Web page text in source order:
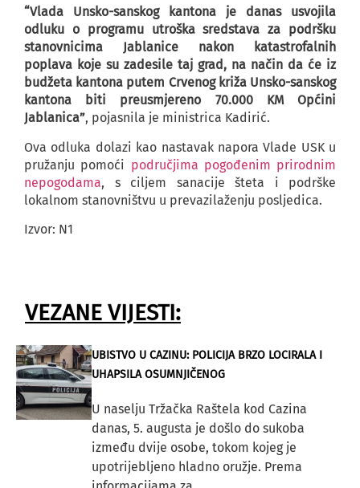
“Vlada Unsko-sanskog kantona je danas usvojila
odluku o programu utroška sredstava za podršku
stanovnicima Jablanice nakon katastrofalnih
poplava koje su zadesile taj grad, na način da će iz
budžeta kantona putem Crvenog križa Unsko-sanskog
kantona biti preusmjereno 70.000 KM Općini
Jablanica”, pojasnila je ministrica Kadirić.
Ova odluka dolazi kao nastavak napora Vlade USK u
pružanju pomoći područjima pogođenim prirodnim
nepogodama, s ciljem sanacije šteta i podrške
lokalnom stanovništvu u prevazilaženju posljedica.
Izvor: N1
VEZANE VIJESTI:
UBISTVO U CAZINU: POLICIJA BRZO LOCIRALA I
UHAPSILA OSUMNJIČENOG
U naselju Tržačka Raštela kod Cazina
danas, 5. augusta je došlo do sukoba
između dvije osobe, tokom kojeg je
upotrijebljeno hladno oružje. Prema